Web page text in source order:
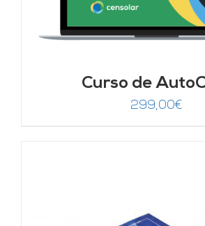
Curso de
299,00€